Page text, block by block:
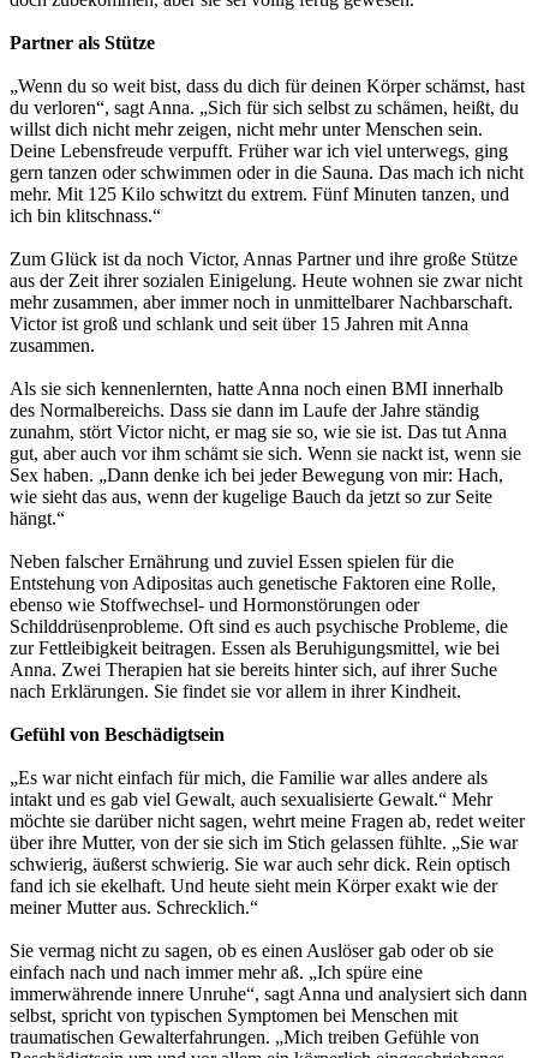
Partner als Stütze
„Wenn du so weit bist, dass du dich für deinen Körper schämst, hast
du verloren“, sagt Anna. „Sich für sich selbst zu schämen, heißt, du
willst dich nicht mehr zeigen, nicht mehr unter Menschen sein.
Deine Lebensfreude verpufft. Früher war ich viel unterwegs, ging
gern tanzen oder schwimmen oder in die Sauna. Das mach ich nicht
mehr. Mit 125 Kilo schwitzt du extrem. Fünf Minuten tanzen, und
ich bin klitschnass.“
Zum Glück ist da noch Victor, Annas Partner und ihre große Stütze
aus der Zeit ihrer sozialen Einigelung. Heute wohnen sie zwar nicht
mehr zusammen, aber immer noch in unmittelbarer Nachbarschaft.
Victor ist groß und schlank und seit über 15 Jahren mit Anna
zusammen.
Als sie sich kennenlernten, hatte Anna noch einen BMI innerhalb
des Normalbereichs. Dass sie dann im Laufe der Jahre ständig
zunahm, stört Victor nicht, er mag sie so, wie sie ist. Das tut Anna
gut, aber auch vor ihm schämt sie sich. Wenn sie nackt ist, wenn sie
Sex haben. „Dann denke ich bei jeder Bewegung von mir: Hach,
wie sieht das aus, wenn der kugelige Bauch da jetzt so zur Seite
hängt.“
Neben falscher Ernährung und zuviel Essen spielen für die
Entstehung von Adipositas auch genetische Faktoren eine Rolle,
ebenso wie Stoffwechsel- und Hormonstörungen oder
Schilddrüsenprobleme. Oft sind es auch psychische Probleme, die
zur Fettleibigkeit beitragen. Essen als Beruhigungsmittel, wie bei
Anna. Zwei Therapien hat sie bereits hinter sich, auf ihrer Suche
nach Erklärungen. Sie findet sie vor allem in ihrer Kindheit.
Gefühl von Beschädigtsein
„Es war nicht einfach für mich, die Familie war alles andere als
intakt und es gab viel Gewalt, auch sexualisierte Gewalt.“ Mehr
möchte sie darüber nicht sagen, wehrt meine Fragen ab, redet weiter
über ihre Mutter, von der sie sich im Stich gelassen fühlte. „Sie war
schwierig, äußerst schwierig. Sie war auch sehr dick. Rein optisch
fand ich sie ekelhaft. Und heute sieht mein Körper exakt wie der
meiner Mutter aus. Schrecklich.“
Sie vermag nicht zu sagen, ob es einen Auslöser gab oder ob sie
einfach nach und nach immer mehr aß. „Ich spüre eine
immerwährende innere Unruhe“, sagt Anna und analysiert sich dann
selbst, spricht von typischen Symptomen bei Menschen mit
traumatischen Gewalterfahrungen. „Mich treiben Gefühle von